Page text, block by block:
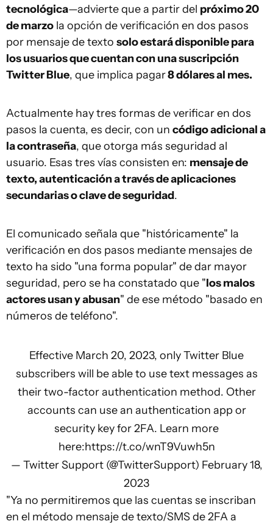
tecnológica—advierte que a partir del próximo 20
de marzo la opción de verificación en dos pasos
por mensaje de texto solo estará disponible para
los usuarios que cuentan con una suscripción
Twitter Blue, que implica pagar8 dólares al mes.
Actualmente hay tres formas de verificar en dos
pasos la cuenta, es decir, con un código adicional a
la contraseña, que otorga más seguridad al
usuario. Esas tres vías consisten en: mensaje de
texto, autenticación a través de aplicaciones
secundarias o clave de seguridad.
El comunicado señala que "históricamente" la
verificación en dos pasos mediante mensajes de
texto ha sido "una forma popular" de dar mayor
seguridad, pero se ha constatado que "los malos
actores usan y abusan" de ese método "basado en
números de teléfono".
Effective March 20, 2023, only Twitter Blue
subscribers will be able to use text messages as
their two-factor authentication method. Other
accounts can use an authentication app or
security key for 2FA. Learn more
here:https://t.co/wnT9Vuwh5n
— Twitter Support (@TwitterSupport) February 18,
2023
"Ya no permitiremos que las cuentas se inscriban
en el método mensaje de texto/SMS de 2FA a